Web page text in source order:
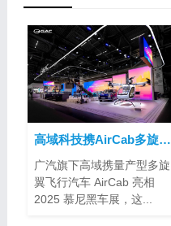
高域科技携AirCab多旋翼飞行汽车亮相2025慕尼黑车展
广汽旗下高域携量产型多旋
翼飞行汽车 AirCab 亮相
2025 慕尼黑车展，这...